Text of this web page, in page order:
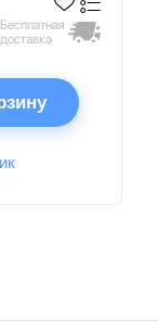
Бесплатная
доставка